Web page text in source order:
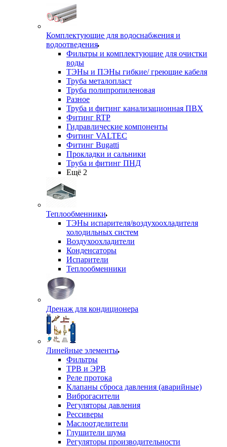
Комплектующие для водоснабжения и
водоотведения
Фильтры и комплектующие для очистки
воды
ТЭНы и ПЭНы гибкие/ греющие кабеля
Труба металопласт
Труба полипропиленовая
Разное
Труба и фитинг канализационная ПВХ
Фитинг RTP
Гидравлические компоненты
Фитинг VALTEC
Фитинг Bugatti
Прокладки и сальники
Труба и фитинг ПНД
Ещё 2
Теплообменники
ТЭНы испарителя/воздухоохладителя
холодильных систем
Воздухоохладители
Конденсаторы
Испарители
Теплообменники
Дренаж для кондиционера
Линейные элементы
Фильтры
ТРВ и ЭРВ
Реле протока
Клапаны сброса давления (аварийные)
Виброгасители
Регуляторы давления
Рессиверы
Маслоотделители
Глушители шума
Регуляторы производительности